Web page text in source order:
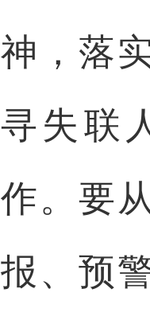
神，落
寻失联
作。要
报、预